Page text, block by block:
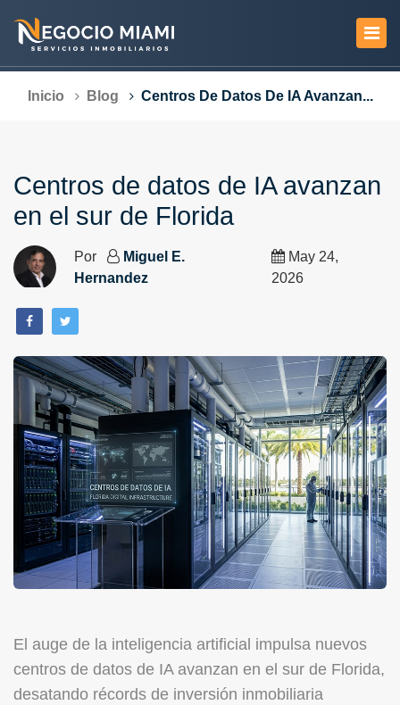
Inicio Blog Centros De Datos De IA Avanzan...
Centros de datos de IA avanzan
en el sur de Florida
Por
Miguel E.
Hernandez
May 24,
2026
El auge de la inteligencia artificial impulsa nuevos
centros de datos de IA avanzan en el sur de Florida,
desatando récords de inversión inmobiliaria